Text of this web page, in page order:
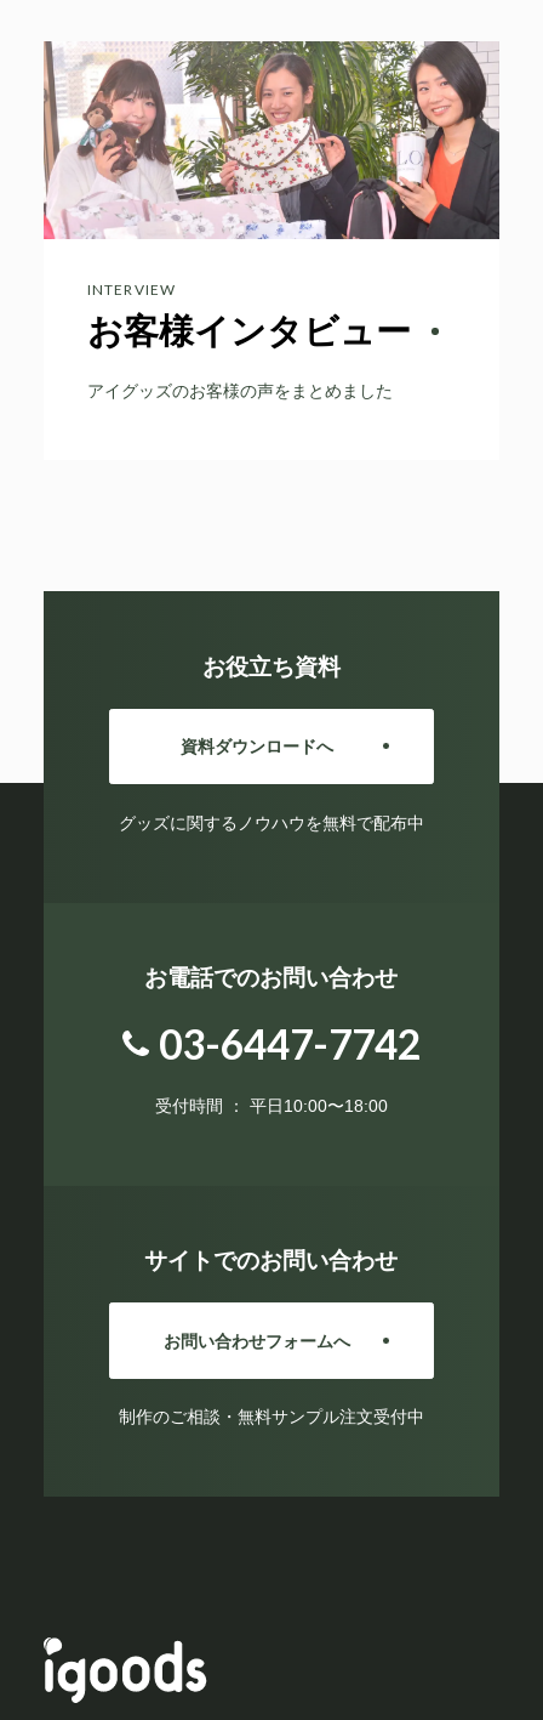
INTERVIEW
お客様インタビュー
アイグッズのお客様の声をまとめました
お役立ち資料
資料ダウンロードへ
グッズに関するノウハウを無料で配布中
お電話でのお問い合わせ
03-6447-7742
受付時間 ： 平日10:00〜18:00
サイトでのお問い合わせ
お問い合わせフォームへ
制作のご相談・無料サンプル注文受付中